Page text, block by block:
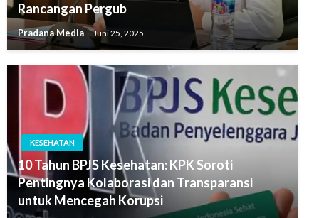
Rancangan Pergub
Pradana Media Juni 25, 2025
KESEHATAN
10 Tahun BPJS Kesehatan: KPK Soroti
Pentingnya Kolaborasi dan Transparansi
untuk Mencegah Korupsi